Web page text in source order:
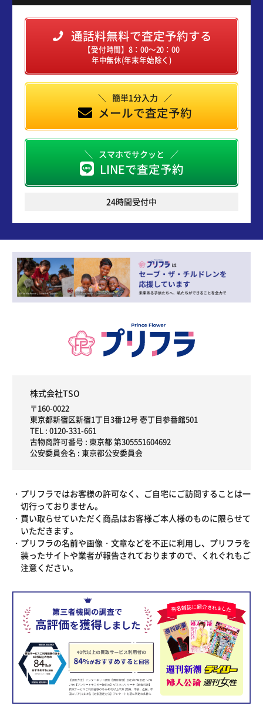
通話料無料で査定予約する
【受付時間】8：00～20：00
年中無休(年末年始除く)
簡単1分入力
メールで査定予約
スマホでサクッと
LINEで査定予約
24時間受付中
株式会社TSO
〒160-0022
東京都新宿区新宿1丁目3番12号 壱丁目参番館501
TEL : 0120-331-661
古物商許可番号 : 東京都 第305551604692
公安委員会名 : 東京都公安委員会
プリフラではお客様の許可なく、ご自宅にご訪問することは一
切行っておりません。
買い取らせていただく商品はお客様ご本人様のものに限らせて
いただきます。
プリフラの名前や画像・文章などを不正に利用し、プリフラを
装ったサイトや業者が報告されておりますので、くれぐれもご
注意ください。